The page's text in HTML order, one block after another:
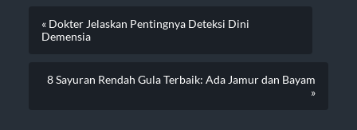
« Dokter Jelaskan Pentingnya Deteksi Dini
Demensia
8 Sayuran Rendah Gula Terbaik: Ada Jamur dan Bayam
»